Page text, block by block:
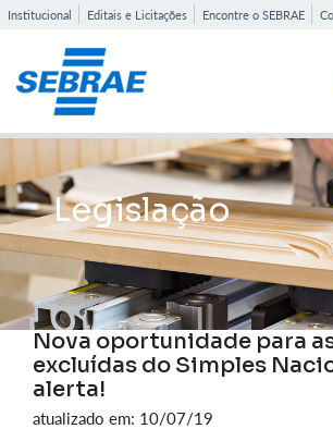
Institucional Editais e Licitações Encontre o SEBRAE
Legislação
Nova oportunidade para
excluídas do Simples
alerta!
atualizado em: 10/07/19